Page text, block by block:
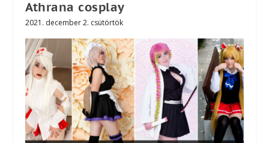
Athrana cosplay
2021. december 2. csütörtök